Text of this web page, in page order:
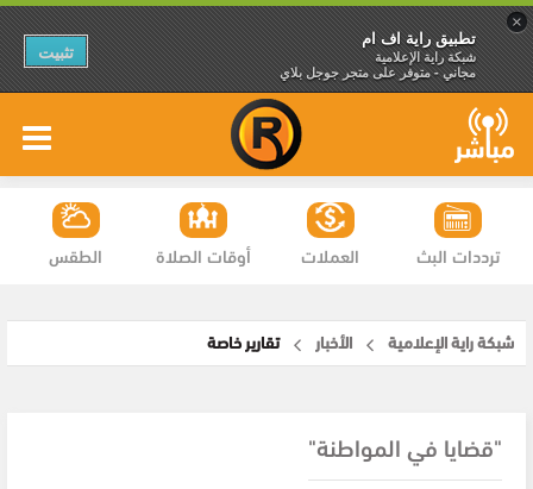
×
تطبيق راية اف ام
شبكة راية الإعلامية
مجاني - متوفر على متجر جوجل بلاي
تثبيت
الطقس أوقات الصلاة العملات ترددات البث
شبكة راية الإعلامية الأخبار تقارير خاصة
"قضايا في المواطنة"